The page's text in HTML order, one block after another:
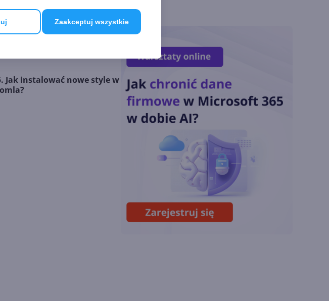
Zaakceptuj wszystkie
Omówienie możliwości
CMS Drupal
Jak instalować nowe style w
Miliardy z AI i
chmury. Microsoft
ogłasza znakomite
wyniki i
superaplikację
wspiera odkrycia
naukowe. OpenAI
startuje z nowym
programem
Lipcowa aktualizacja
Copilota w Excelu.
Duże zmiany dzięki
GPT i Claude Opus